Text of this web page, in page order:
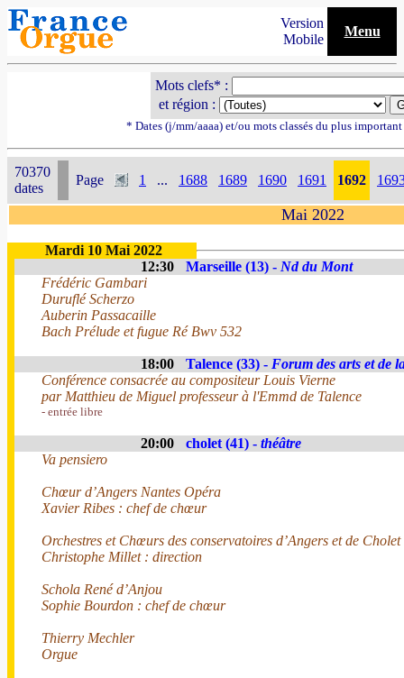
Version
Mobile
Menu
Mots clefs* :
et région :
* Dates (j/mm/aaaa) et/ou mots classés du plus
70370
dates
Page 1 ... 1688 1689 1690 1691 1692
Mai 2022
Mardi 10 Mai 2022
12:30
Marseille (13) - Nd du Mont
Frédéric Gambari
Duruflé Scherzo
Auberin Passacaille
Bach Prélude et fugue Ré Bwv 532
18:00 Talence (33) - Forum des arts et de
Conférence consacrée au compositeur Louis Vierne
par Matthieu de Miguel professeur à l'Emmd de Talence
- entrée libre
20:00 cholet (41) - théâtre
Va pensiero
Chœur d’Angers Nantes Opéra
Xavier Ribes : chef de chœur
Orchestres et Chœurs des conservatoires d’Angers et de Cholet
Christophe Millet : direction
Schola René d’Anjou
Sophie Bourdon : chef de chœur
Thierry Mechler
Orgue